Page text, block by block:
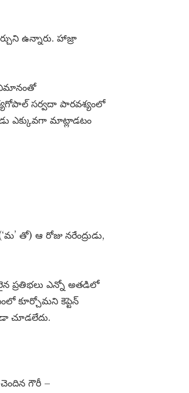
ఉన్నారు. హాజ్రా
సర్వదా పారవశ్యంలో
ఎక్కువగా మాట్లాడటం
తో) ఆ రోజు నరేంద్రుడు,
ప్రతిభలు ఎన్నో అతడిలో
కూర్చోమని కెప్టెన్
చూడలేదు.
గౌరీ –